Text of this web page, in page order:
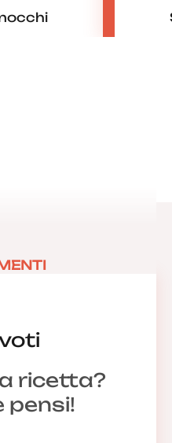
ricetta?
pensi!